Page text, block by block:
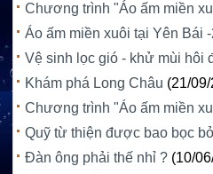
Chương trình "Áo ấm miền
Áo ấm miền xuôi tại Yên Bái
Vệ sinh lọc gió - khử mùi hôi
Khám phá Long Châu (21/
Chương trình "Áo ấm miền
Quỹ từ thiện được bao bọc
Đàn ông phải thế nhỉ ? (10/